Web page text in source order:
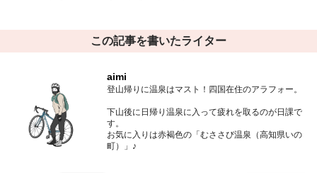
この記事を書いたライター
aimi
登山帰りに温泉はマスト！四国在住のアラフォー。
下山後に日帰り温泉に入って疲れを取るのが日課で
す。
お気に入りは赤褐色の「むささび温泉（高知県いの
町）」♪